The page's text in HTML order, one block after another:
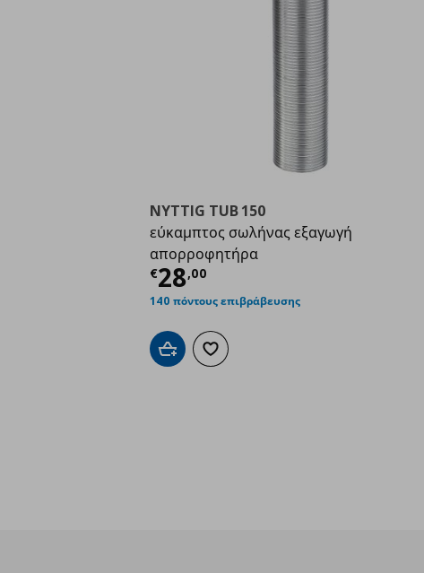
NYTTIG TUB 150
εύκαμπτος σωλήνας εξαγωγή
απορροφητήρα
€28,00
Τρέχουσα τιμή
140 πόντους επιβράβευσης
Προσθήκη στο καλάθι
Προσθήκη στα αγαπημένα